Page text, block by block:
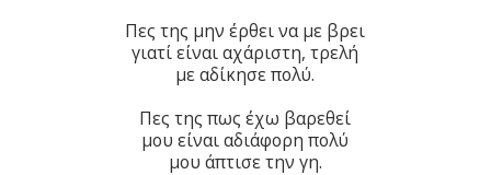
Πες της μην έρθει να με βρει
γιατί είναι αχάριστη, τρελή
με αδίκησε πολύ.
Πες της πως έχω βαρεθεί
μου είναι αδιάφορη πολύ
μου άπτισε την γη.